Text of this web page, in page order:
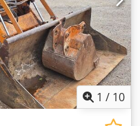
CASE Duitsland
injectoren (factuur
1 / 10